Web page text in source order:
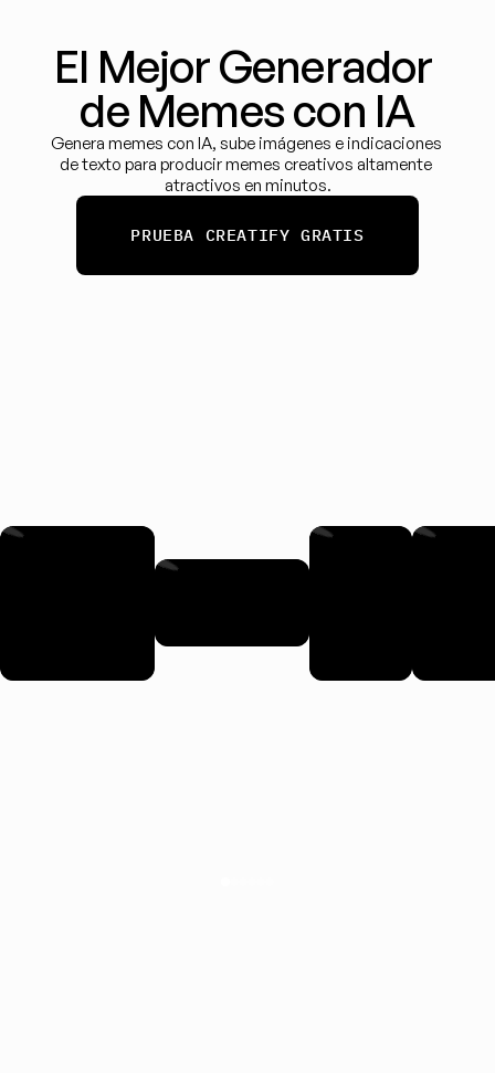
El Mejor Generador
de Memes con IA
Genera memes con IA, sube imágenes e indicaciones
de texto para producir memes creativos altamente
atractivos en minutos.
PRUEBA CREATIFY GRATIS